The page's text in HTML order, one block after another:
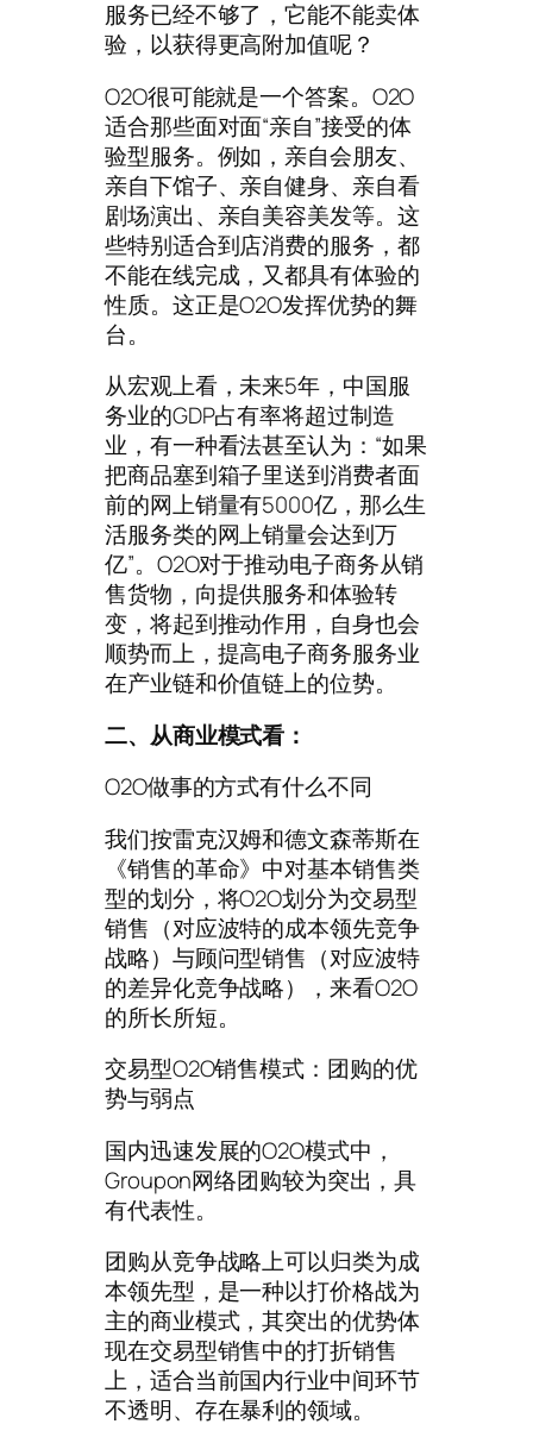
服务已经不够了，它能不能卖体
验，以获得更高附加值呢？
O2O很可能就是一个答案。O2O
适合那些面对面“亲自”接受的体
验型服务。例如，亲自会朋友、
亲自下馆子、亲自健身、亲自看
剧场演出、亲自美容美发等。这
些特别适合到店消费的服务，都
不能在线完成，又都具有体验的
性质。这正是O2O发挥优势的舞
台。
从宏观上看，未来5年，中国服
务业的GDP占有率将超过制造
业，有一种看法甚至认为：“如果
把商品塞到箱子里送到消费者面
前的网上销量有5000亿，那么生
活服务类的网上销量会达到万
亿”。O2O对于推动电子商务从销
售货物，向提供服务和体验转
变，将起到推动作用，自身也会
顺势而上，提高电子商务服务业
在产业链和价值链上的位势。
二、从商业模式看：
O2O做事的方式有什么不同
我们按雷克汉姆和德文森蒂斯在
《销售的革命》中对基本销售类
型的划分，将O2O划分为交易型
销售（对应波特的成本领先竞争
战略）与顾问型销售（对应波特
的差异化竞争战略），来看O2O
的所长所短。
交易型O2O销售模式：团购的优
势与弱点
国内迅速发展的O2O模式中，
Groupon网络团购较为突出，具
有代表性。
团购从竞争战略上可以归类为成
本领先型，是一种以打价格战为
主的商业模式，其突出的优势体
现在交易型销售中的打折销售
上，适合当前国内行业中间环节
不透明、存在暴利的领域。